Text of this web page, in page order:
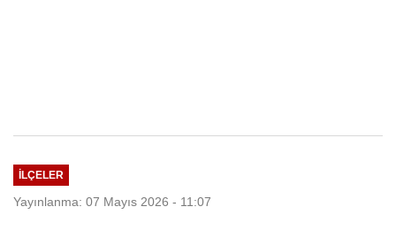
İLÇELER
Yayınlanma: 07 Mayıs 2026 - 11:07